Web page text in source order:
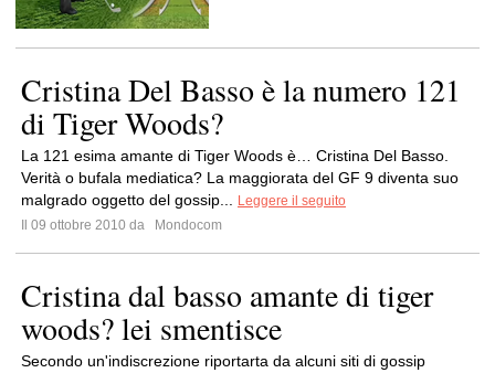
Cristina Del Basso è la numero 121
di Tiger Woods?
La 121 esima amante di Tiger Woods è… Cristina Del Basso.
Verità o bufala mediatica? La maggiorata del GF 9 diventa suo
malgrado oggetto del gossip...
Leggere il seguito
Il 09 ottobre 2010 da
Mondocom
Cristina dal basso amante di tiger
woods? lei smentisce
Secondo un'indiscrezione riportarta da alcuni siti di gossip